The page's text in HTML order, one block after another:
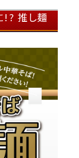
推し麺